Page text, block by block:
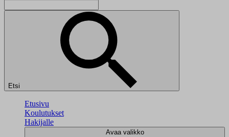
Etsi
Etusivu
Koulutukset
Hakijalle
Avaa valikko